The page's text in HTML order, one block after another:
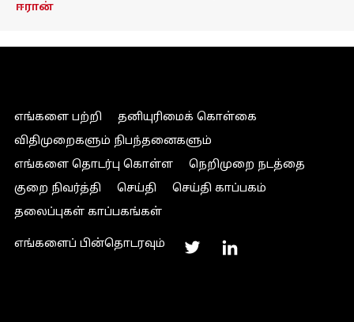
ஈரான்
எங்களை பற்றி
தனியுரிமைக் கொள்கை
விதிமுறைகளும் நிபந்தனைகளும்
எங்களை தொடர்பு கொள்ள
நெறிமுறை நடத்தை
குறை நிவர்த்தி
செய்தி
செய்தி காப்பகம்
தலைப்புகள் காப்பகங்கள்
எங்களைப் பின்தொடரவும்